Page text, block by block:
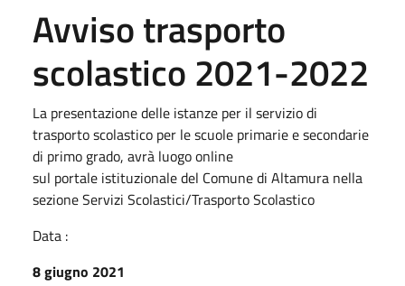
Avviso trasporto
scolastico 2021-2022
La presentazione delle istanze per il servizio di
trasporto scolastico per le scuole primarie e secondarie
di primo grado, avrà luogo online
sul portale istituzionale del Comune di Altamura nella
sezione Servizi Scolastici/Trasporto Scolastico
Data :
8 giugno 2021